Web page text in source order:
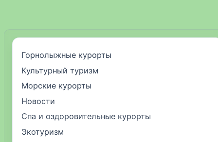
Горнолыжные курорты
Культурный туризм
Морские курорты
Новости
Спа и оздоровительные курорты
Экотуризм